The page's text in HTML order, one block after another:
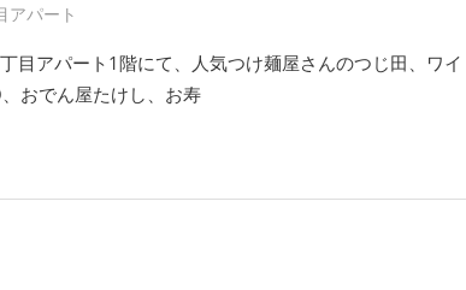
アパート
目アパート1階にて、人気つけ麺屋さんのつじ田、ワイ
、おでん屋たけし、お寿